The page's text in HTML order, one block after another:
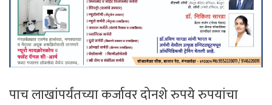
पाच लाखांपर्यंतच्या कर्जावर दोनशे रुपये रुपयांचा